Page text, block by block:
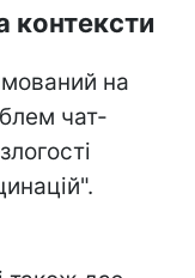
контексти
на
чат-